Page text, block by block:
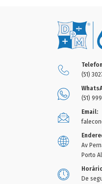
(51)
(51)
Email:
Av
Porto
De